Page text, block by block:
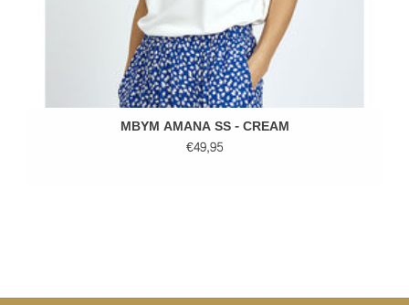
MBYM AMANA SS - CREAM
€49,95